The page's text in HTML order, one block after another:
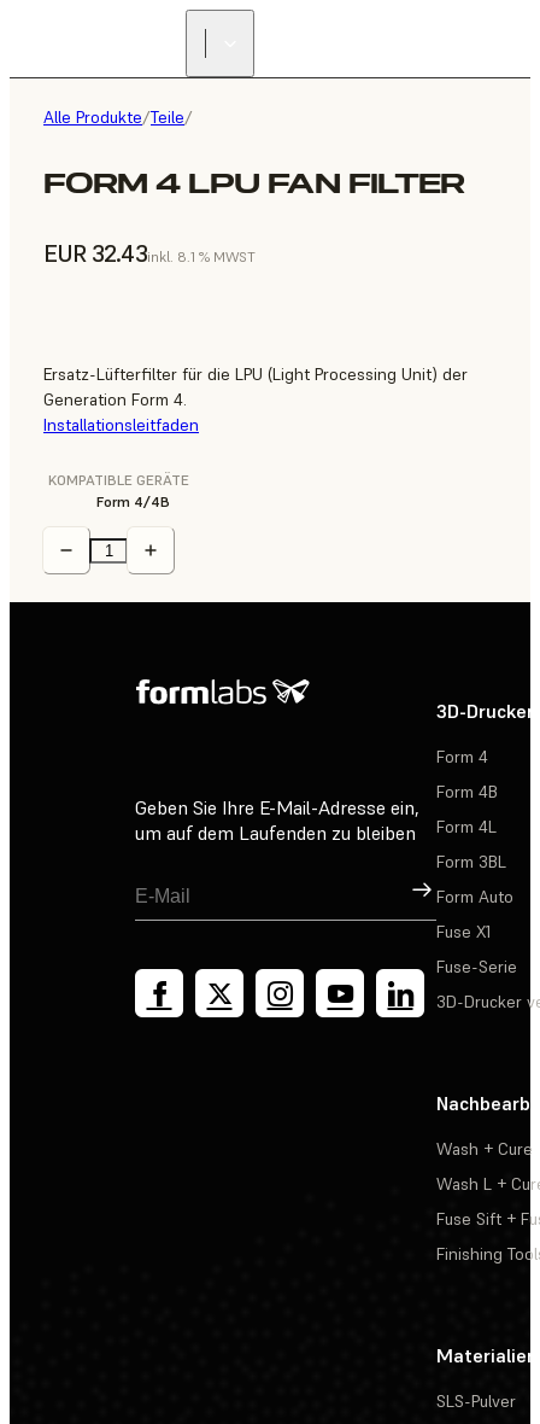
Alle Produkte/Teile/
FORM 4 LPU FAN FILTER
EUR 32.43inkl. 8.1 % MWST
Ersatz-Lüfterfilter für die LPU (Light Processing Unit) der
Generation Form 4.
Installationsleitfaden
KOMPATIBLE GERÄTE
Form 4/4B
Geben Sie Ihre E-Mail-Adresse ein,
um auf dem Laufenden zu bleiben
Registrieren
3D-Drucker
Form 4
Form 4B
Form 4L
Form 3BL
Form Auto
Fuse X1
Fuse-Serie
3D-Drucker
Wash + Cure
Wash L +
Fuse Sift +
Finishing
Materialien
SLS-Pulver